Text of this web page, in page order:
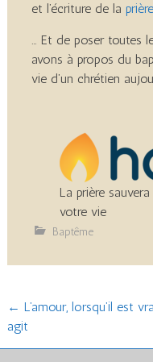
et l’écriture de la
… Et de poser toutes
avons à propos du
vie d’un chrétien
La prière
votre vie
Baptême
Post
navigation
← L’amour, lorsqu’il est
agit